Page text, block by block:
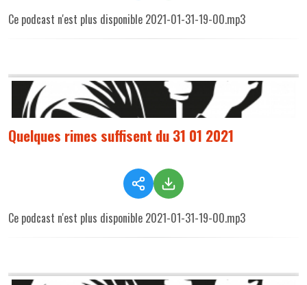
Ce podcast n'est plus disponible 2021-01-31-19-00.mp3
Quelques rimes suffisent du 31 01 2021
Ce podcast n'est plus disponible 2021-01-31-19-00.mp3